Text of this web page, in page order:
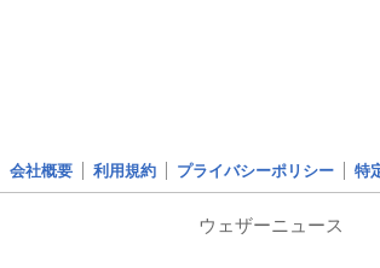
会社概要 利用規約 プライバシーポリシー 特
ウェザーニュース